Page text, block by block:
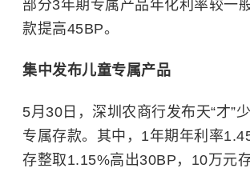
部分3年期专属产品年化利率较一
款提高45BP。
集中发布儿童专属产品
5月30日，深圳农商行发布天“才”
专属存款。其中，1年期年利率
存整取1.15%高出30BP，10万元